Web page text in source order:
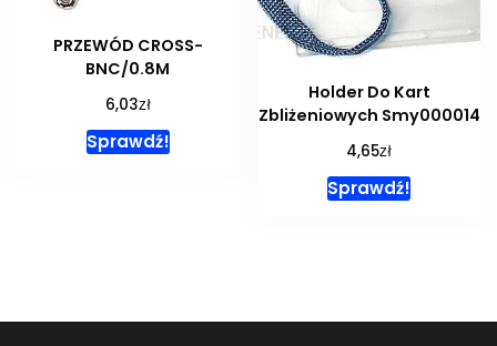
PRZEWÓD CROSS-
BNC/0.8M
6,03zł
Sprawdź!
Holder Do Kart
Zbliżeniowych Smy000014
4,65zł
Sprawdź!